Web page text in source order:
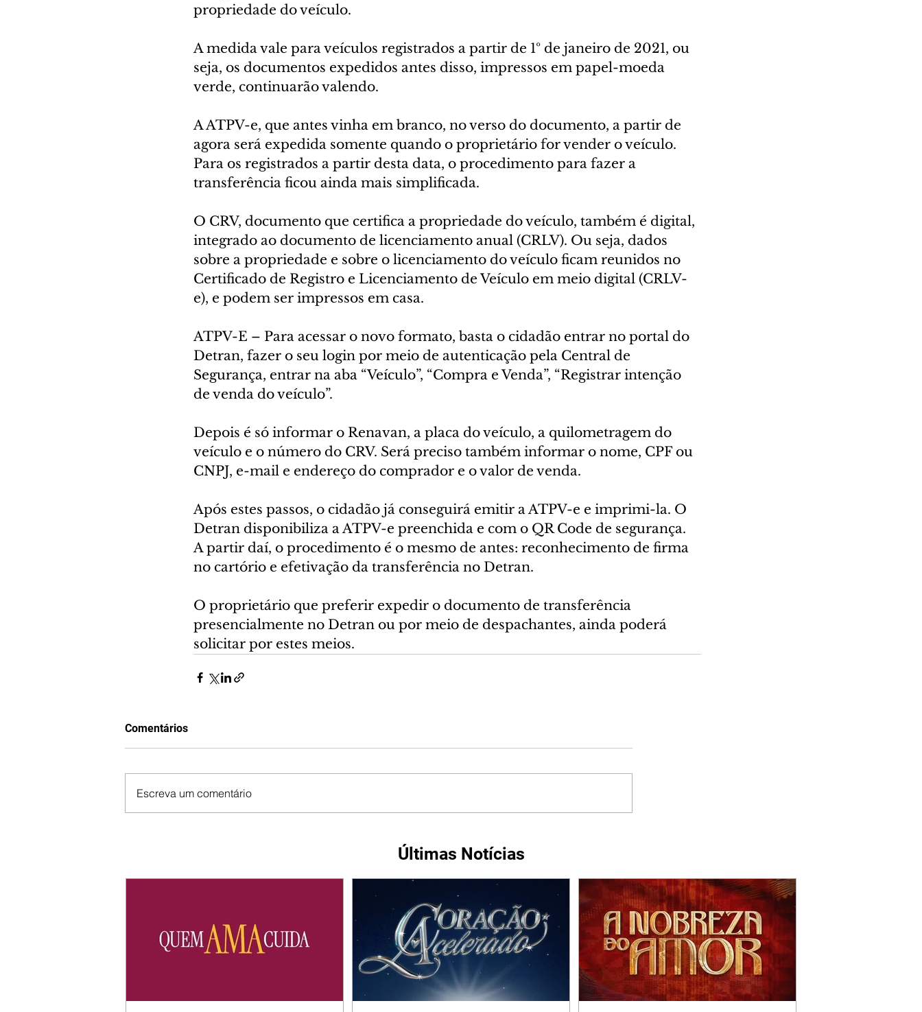
propriedade do veículo.
A medida vale para veículos registrados a partir de 1º de janeiro de 2021, ou
seja, os documentos expedidos antes disso, impressos em papel-moeda
verde, continuarão valendo.
A ATPV-e, que antes vinha em branco, no verso do documento, a partir de
agora será expedida somente quando o proprietário for vender o veículo.
Para os registrados a partir desta data, o procedimento para fazer a
transferência ficou ainda mais simplificada.
O CRV, documento que certifica a propriedade do veículo, também é digital,
integrado ao documento de licenciamento anual (CRLV). Ou seja, dados
sobre a propriedade e sobre o licenciamento do veículo ficam reunidos no
Certificado de Registro e Licenciamento de Veículo em meio digital (CRLV-
e), e podem ser impressos em casa.
ATPV-E – Para acessar o novo formato, basta o cidadão entrar no portal do
Detran, fazer o seu login por meio de autenticação pela Central de
Segurança, entrar na aba “Veículo”, “Compra e Venda”, “Registrar intenção
de venda do veículo”.
Depois é só informar o Renavan, a placa do veículo, a quilometragem do
veículo e o número do CRV. Será preciso também informar o nome, CPF ou
CNPJ, e-mail e endereço do comprador e o valor de venda.
Após estes passos, o cidadão já conseguirá emitir a ATPV-e e imprimi-la. O
Detran disponibiliza a ATPV-e preenchida e com o QR Code de segurança.
A partir daí, o procedimento é o mesmo de antes: reconhecimento de firma
no cartório e efetivação da transferência no Detran.
O proprietário que preferir expedir o documento de transferência
presencialmente no Detran ou por meio de despachantes, ainda poderá
solicitar por estes meios.
Comentários
Escreva um comentário
Últimas Notícias